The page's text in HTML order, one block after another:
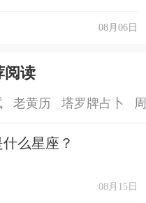
08月06日
阅读
老黄历 塔罗牌占卜
么星座？
08月15日